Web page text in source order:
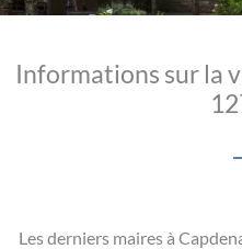
Informations sur la
Les derniers maires à